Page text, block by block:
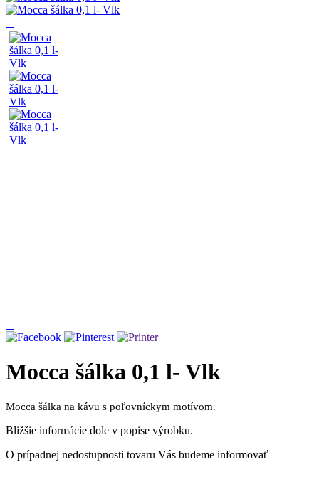
Mocca šálka 0,1 l- Vlk
Mocca šálka na kávu s poľovníckym motívom.
Bližšie informácie dole v popise výrobku.
O prípadnej nedostupnosti tovaru Vás budeme informovať